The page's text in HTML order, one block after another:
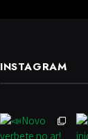
INSTAGRAM